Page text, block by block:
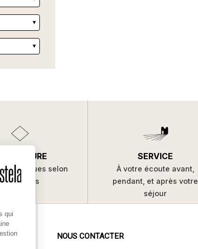
MESURE
uniques selon
vos envies
SERVICE
À votre écoute avant,
pendant, et après votre
séjour
NOUS CONTACTER